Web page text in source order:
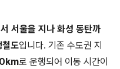
서울을 지나 화성 동탄까
도입니다. 기존 수도권 지
로 운행되어 이동 시간이